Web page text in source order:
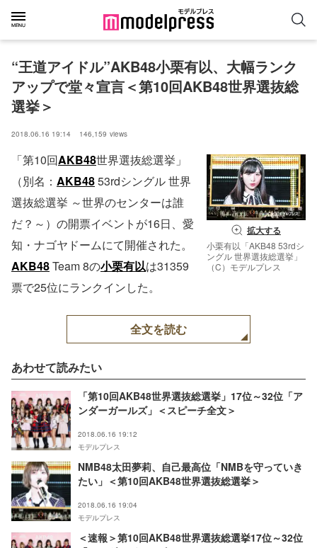
“王道アイドル”AKB48小栗有以、大幅ランク
アップで堂々宣言＜第10回AKB48世界選抜総
選挙＞
2018.06.16 19:14 146,159 views
拡大する
小栗有以「AKB48 53rdシ
ングル 世界選抜総選挙」
（C）モデルプレス
「第10回AKB48世界選抜総選挙」
（別名： AKB4853rdシングル 世界
選抜総選挙 ～世界のセンターは誰
だ？～）の開票イベントが16日、愛
知・ナゴヤドームにて開催された。
AKB48Team 8の小栗有以は31359
票で25位にランクインした。
全文を読む
あわせて読みたい
「第10回AKB48世界選抜総選挙」17位～32位「ア
ンダーガールズ」＜スピーチ全文＞
2018.06.16 19:12
モデルプレス
NMB48太田夢莉、自己最高位「NMBを守っていき
たい」＜第10回AKB48世界選抜総選挙＞
2018.06.16 19:04
モデルプレス
＜速報＞第10回AKB48世界選抜総選挙17位～32位